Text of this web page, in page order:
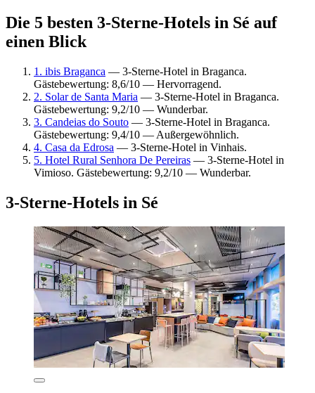
Die 5 besten 3-Sterne-Hotels in Sé auf
einen Blick
1. ibis Braganca — 3-Sterne-Hotel in Braganca.
Gästebewertung: 8,6/10 — Hervorragend.
2. Solar de Santa Maria — 3-Sterne-Hotel in Braganca.
Gästebewertung: 9,2/10 — Wunderbar.
3. Candeias do Souto — 3-Sterne-Hotel in Braganca.
Gästebewertung: 9,4/10 — Außergewöhnlich.
4. Casa da Edrosa — 3-Sterne-Hotel in Vinhais.
5. Hotel Rural Senhora De Pereiras — 3-Sterne-Hotel in
Vimioso. Gästebewertung: 9,2/10 — Wunderbar.
3-Sterne-Hotels in Sé